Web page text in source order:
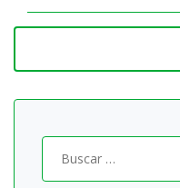
por: